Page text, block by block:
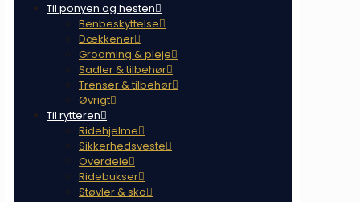
Til ponyen og hesten
Benbeskyttelse
Dækkener
Grooming & pleje
Sadler & tilbehør
Trenser & tilbehør
Øvrigt
Til rytteren
Ridehjelme
Sikkerhedsveste
Overdele
Ridebukser
Støvler & sko